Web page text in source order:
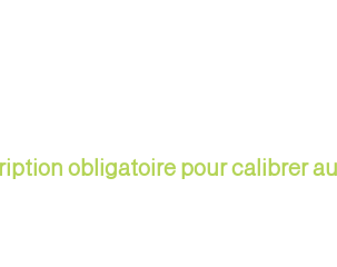
obligatoire pour calibrer au